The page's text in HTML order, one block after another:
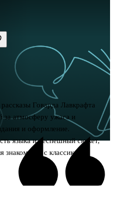
Говарда Лавкрафта
за атмосферу ужаса и
и оформление.
языка и неспешный сюжет,
с классикой